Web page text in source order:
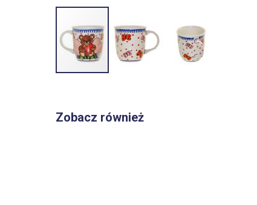
galerii
Zobacz również